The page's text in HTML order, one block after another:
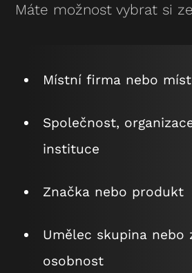
Máte možnost vybrat si
Místní firma nebo
Společnost,
instituce
Značka nebo produkt
Umělec skupina nebo
osobnost